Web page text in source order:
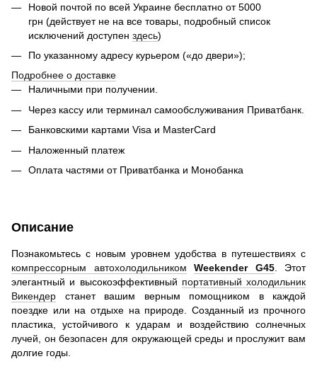
Новой почтой по всей Украине бесплатно от 5000
грн (действует не на все товары, подробный список
исключений доступен здесь)
По указанному адресу курьером («до двери»);
Подробнее о доставке
Наличными при получении.
Через кассу или терминал самообслуживания Приватбанк.
Банковскими картами Visa и MasterCard
Наложенный платеж
Оплата частями от Приватбанка и Монобанка
Описание
Познакомьтесь с новым уровнем удобства в путешествиях с
компрессорным автохолодильником
Weekender G45. Этот
элегантный и высокоэффективный портативный холодильник
Викендер станет вашим верным помощником в каждой
поездке или на отдыхе на природе. Созданный из прочного
пластика, устойчивого к ударам и воздействию солнечных
лучей, он безопасен для окружающей среды и прослужит вам
долгие годы.